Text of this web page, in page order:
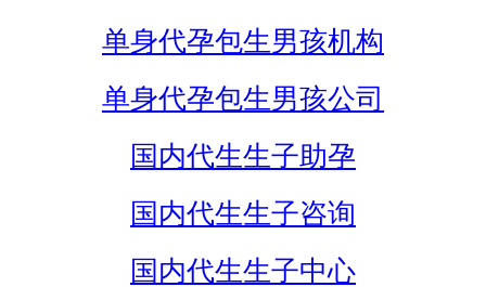
单身代孕包生男孩机构
单身代孕包生男孩公司
国内代生生子助孕
国内代生生子咨询
国内代生生子中心